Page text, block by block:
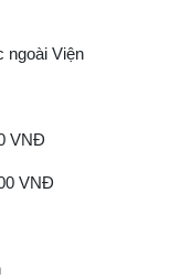
Viện
VNĐ
VNĐ